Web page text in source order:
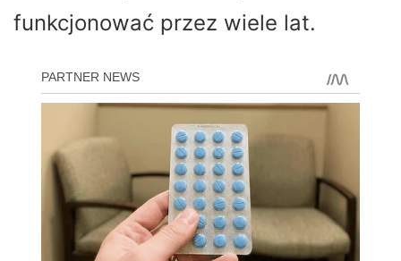
funkcjonować przez wiele lat.